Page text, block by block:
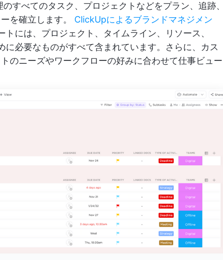
すべてのタスク、プロジェクトなどをプラン、追跡、
を確立します。 ClickUpによるブランドマネジメン
トには、プロジェクト、タイムライン、リソース、
必要なものがすべて含まれています。さらに、カス
のニーズやワークフローの好みに合わせて仕事ビュー